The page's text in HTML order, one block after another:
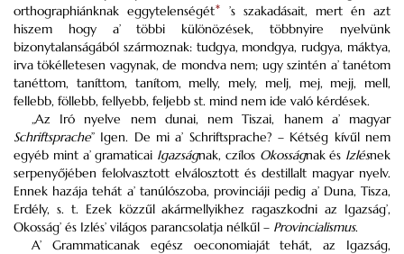
orthographiánknak eggytelenségét*
’s szakadásait, mert én azt
hiszem hogy a’ többi különözések, többnyire nyelvünk
bizonytalanságából szármoznak: tudgya, mondgya, rudgya, máktya,
irva tökélletesen vagynak, de mondva nem; ugy szintén a’ tanétom
tanéttom, taníttom, tanítom, melly, mely, melj, mej, mejj, mell,
fellebb, föllebb, fellyebb, feljebb st. mind nem ide való kérdések.
„Az Iró nyelve nem dunai, nem Tiszai, hanem a’ magyar
Schriftsprache” Igen. De mi a’ Schriftsprache? – Kétség kívűl nem
egyéb mint a’ gramaticai Igazságnak, czílos Okosságnak és Izlésnek
serpenyőjében felolvasztott elválosztott és destillalt magyar nyelv.
Ennek hazája tehát a’ tanúlószoba, provinciáji pedig a’ Duna, Tisza,
Erdély, s. t. Ezek közzűl akármellyikhez ragaszkodni az Igazság’,
Okosság’ és Izlés’ világos parancsolatja nélkűl – Provincialismus.
A’ Grammaticanak egész oeconomiaját tehát, az Igazság,